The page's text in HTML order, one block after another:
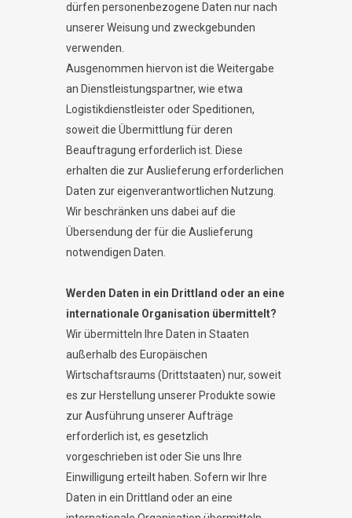
dürfen personenbezogene Daten nur nach
unserer Weisung und zweckgebunden
verwenden.
Ausgenommen hiervon ist die Weitergabe
an Dienstleistungspartner, wie etwa
Logistikdienstleister oder Speditionen,
soweit die Übermittlung für deren
Beauftragung erforderlich ist. Diese
erhalten die zur Auslieferung erforderlichen
Daten zur eigenverantwortlichen Nutzung.
Wir beschränken uns dabei auf die
Übersendung der für die Auslieferung
notwendigen Daten.
Werden Daten in ein Drittland oder an eine
internationale Organisation übermittelt?
Wir übermitteln Ihre Daten in Staaten
außerhalb des Europäischen
Wirtschaftsraums (Drittstaaten) nur, soweit
es zur Herstellung unserer Produkte sowie
zur Ausführung unserer Aufträge
erforderlich ist, es gesetzlich
vorgeschrieben ist oder Sie uns Ihre
Einwilligung erteilt haben. Sofern wir Ihre
Daten in ein Drittland oder an eine